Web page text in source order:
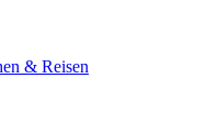
& Reisen